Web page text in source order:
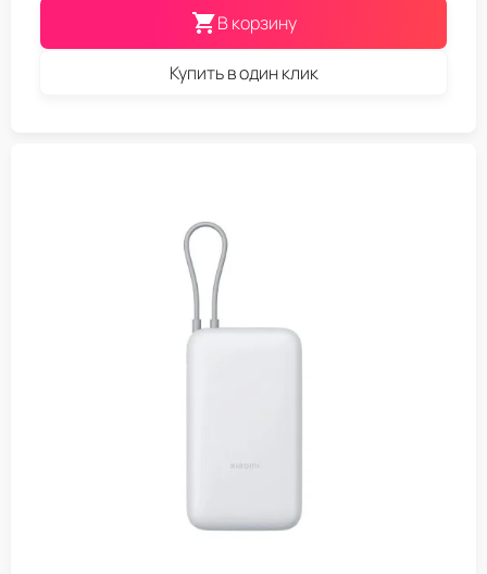
В корзину
Купить в один клик